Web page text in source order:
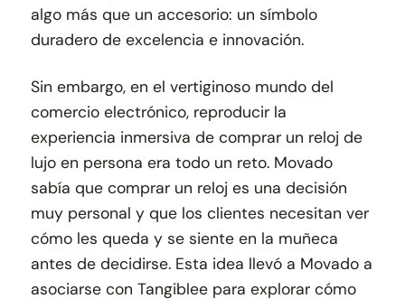
algo más que un accesorio: un símbolo
duradero de excelencia e innovación.
Sin embargo, en el vertiginoso mundo del
comercio electrónico, reproducir la
experiencia inmersiva de comprar un reloj de
lujo en persona era todo un reto. Movado
sabía que comprar un reloj es una decisión
muy personal y que los clientes necesitan ver
cómo les queda y se siente en la muñeca
antes de decidirse. Esta idea llevó a Movado a
asociarse con Tangiblee para explorar cómo